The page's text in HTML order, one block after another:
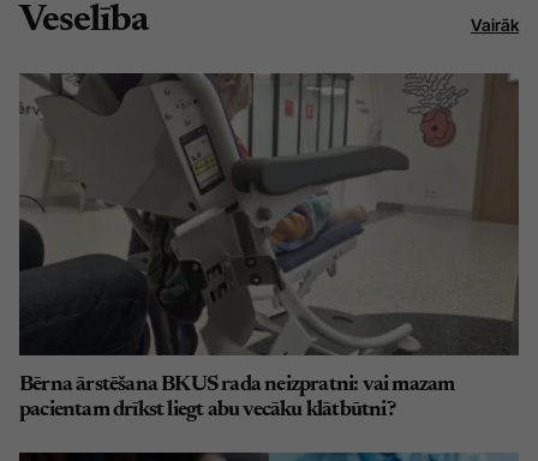
Veselība Vairāk
Bērna ārstēšana BKUS rada neizpratni: vai mazam
pacientam drīkst liegt abu vecāku klātbūtni?